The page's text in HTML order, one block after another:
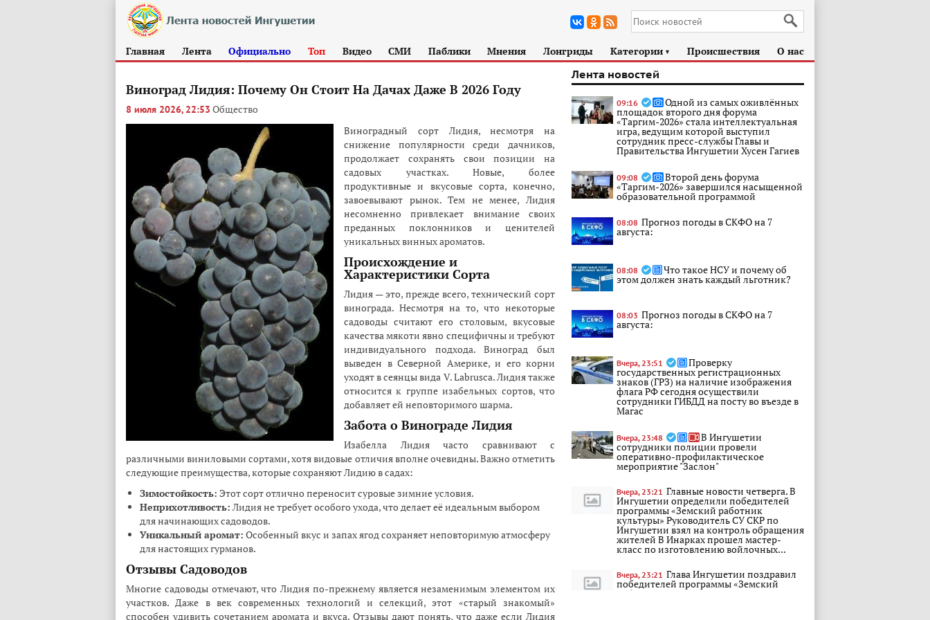
Главная Лента Официально Топ Видео СМИ Паблики Мнения Лонгриды Категории ► Происшествия О нас
Виноград Лидия: Почему Он Стоит На Дачах Даже В 2026 Году
8 июля 2026, 22:53 Общество
Виноградный сорт Лидия, несмотря на
снижение популярности среди дачников,
продолжает сохранять свои позиции на
садовых участках. Новые, более
продуктивные и вкусовые сорта, конечно,
завоевывают рынок. Тем не менее, Лидия
несомненно привлекает внимание своих
преданных поклонников и ценителей
уникальных винных ароматов.
Происхождение и
Характеристики Сорта
Лидия — это, прежде всего, технический сорт
винограда. Несмотря на то, что некоторые
садоводы считают его столовым, вкусовые
качества мякоти явно специфичны и требуют
индивидуального подхода. Виноград был
выведен в Северной Америке, и его корни
уходят в сеянцы вида V. Labrusca. Лидия также
относится к группе изабельных сортов, что
добавляет ей неповторимого шарма.
Забота о Винограде Лидия
Изабелла Лидия часто сравнивают с
различными виниловыми сортами, хотя видовые отличия вполне очевидны. Важно отметить
следующие преимущества, которые сохраняют Лидию в садах:
Зимостойкость: Этот сорт отлично переносит суровые зимние условия.
Неприхотливость: Лидия не требует особого ухода, что делает её идеальным выбором
для начинающих садоводов.
Уникальный аромат: Особенный вкус и запах ягод сохраняет неповторимую атмосферу
для настоящих гурманов.
Отзывы Садоводов
Многие садоводы отмечают, что Лидия по-прежнему является незаменимым элементом их
участков. Даже в век современных технологий и селекций, этот «старый знакомый»
способен удивить сочетанием аромата и вкуса. Отзывы дают понять, что даже если Лидия
Лента новостей
09:16 Одной из самых оживлённых
площадок второго дня форума
«Таргим-2026» стала интеллектуальная
игра, ведущим которой выступил
сотрудник пресс-службы Главы и
Правительства Ингушетии Хусен Гагиев
09:08 Второй день форума
«Таргим-2026» завершился насыщенной
образовательной программой
08:08 Прогноз погоды в СКФО на 7
августа:
08:08 Что такое НСУ и почему об
этом должен знать каждый льготник?
08:03 Прогноз погоды в СКФО на 7
августа:
Вчера, 23:51 Проверку
государственных регистрационных
знаков (ГРЗ) на наличие изображения
флага РФ сегодня осуществили
сотрудники ГИБДД на посту во въезде в
Магас
Вчера, 23:48 В Ингушетии
сотрудники полиции провели
оперативно-профилактическое
мероприятие "Заслон"
Вчера, 23:21 Главные новости четверга. В
Ингушетии определили победителей
программы «Земский работник
культуры» Руководитель СУ СКР по
Ингушетии взял на контроль обращения
жителей В Инарках прошел мастер-
класс по изготовлению войлочных...
Вчера, 23:21 Глава Ингушетии поздравил
победителей программы «Земский
работник культуры»